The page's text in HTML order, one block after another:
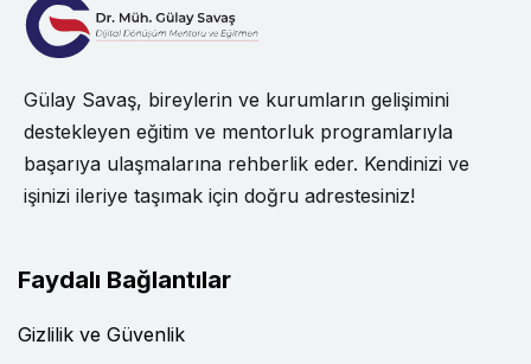
Gülay Savaş, bireylerin ve kurumların gelişimini
destekleyen eğitim ve mentorluk programlarıyla
başarıya ulaşmalarına rehberlik eder. Kendinizi ve
işinizi ileriye taşımak için doğru adrestesiniz!
Faydalı Bağlantılar
Gizlilik ve Güvenlik